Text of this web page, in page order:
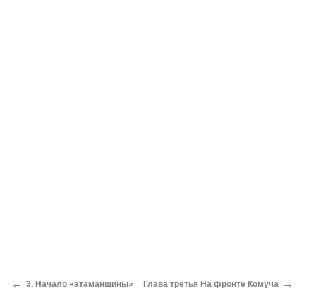
← 3. Начало «атаманщины» Глава третья На фронте Комуча →